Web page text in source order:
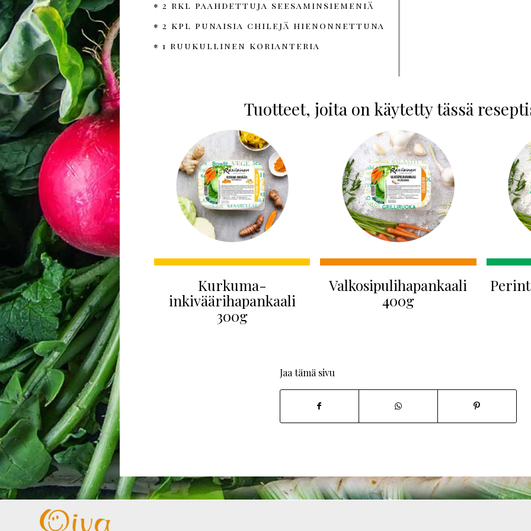
2 rkl paahdettuja seesaminsiemeniä
2 kpl punaisia chilejä hienonnettuna
1 ruukullinen korianteria
Tuotteet, joita on käytetty tässä
Kurkuma-
inkiväärihapankaali
300g
Valkosipulihapankaali
400g
Jaa tämä sivu